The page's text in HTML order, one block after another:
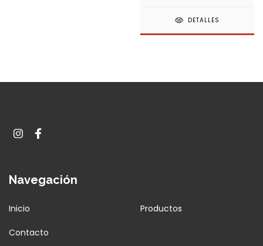
DETALLES
Navegación
Inicio Productos
Contacto